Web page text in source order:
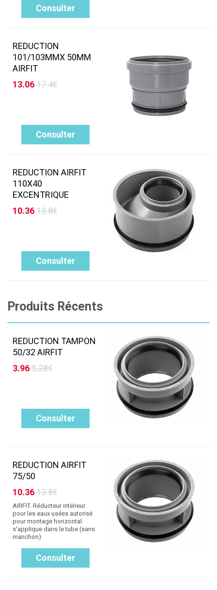
Consulter
REDUCTION
101/103MMX 50MM
AIRFIT
13.0617.4€
Consulter
REDUCTION AIRFIT
110X40
EXCENTRIQUE
10.3613.8€
Consulter
Produits Récents
REDUCTION TAMPON
50/32 AIRFIT
3.965.28€
Consulter
REDUCTION AIRFIT
75/50
10.3613.8€
AIRFIT. Réducteur intérieur
pour les eaux usées autorisé
pour montage horizontal.
s'applique dans le tube (sans
manchon)
Consulter